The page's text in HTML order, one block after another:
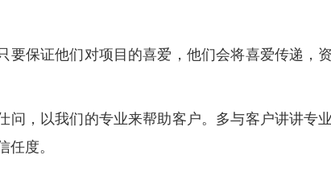
要保证他们对项目的喜爱，他们会将喜爱传递，资
问，以我们的专业来帮助客户。多与客户讲讲专业
任度。